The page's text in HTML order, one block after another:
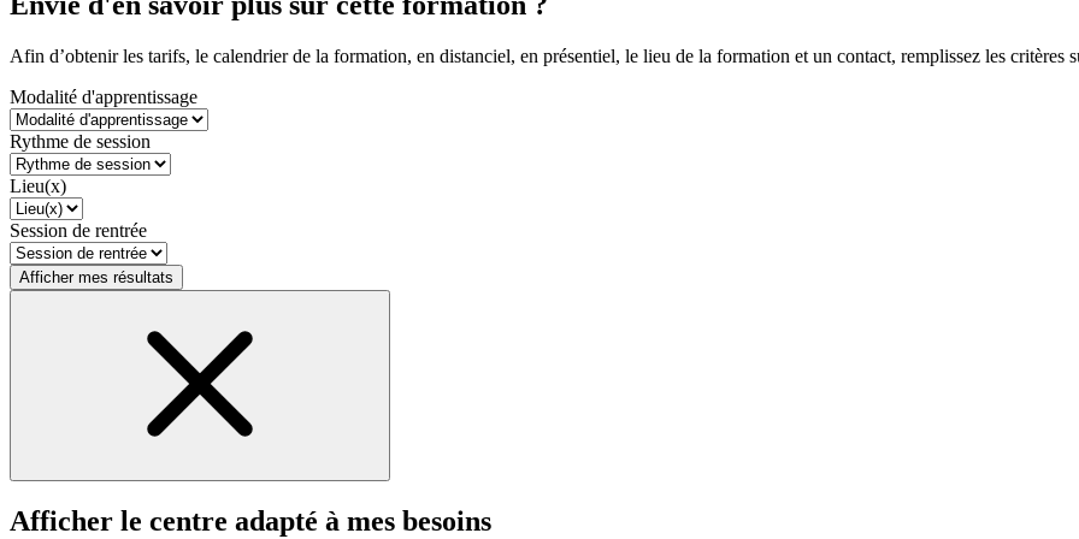
Afin d’obtenir les tarifs, le calendrier de la formation, en distanciel, en présentiel, le lieu de la formation et un contact, remplissez les critères
Modalité d'apprentissage
Rythme de session
Lieu(x)
Session de rentrée
Afficher mes résultats
Afficher le centre adapté à mes besoins